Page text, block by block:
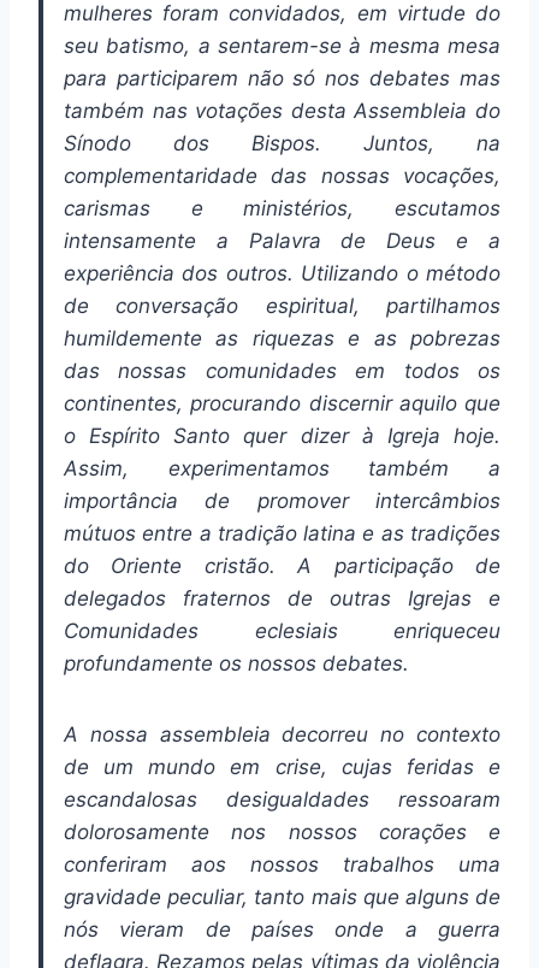
mulheres foram convidados, em virtude do
seu batismo, a sentarem-se à mesma mesa
para participarem não só nos debates mas
também nas votações desta Assembleia do
Sínodo dos Bispos. Juntos, na
complementaridade das nossas vocações,
carismas e ministérios, escutamos
intensamente a Palavra de Deus e a
experiência dos outros. Utilizando o método
de conversação espiritual, partilhamos
humildemente as riquezas e as pobrezas
das nossas comunidades em todos os
continentes, procurando discernir aquilo que
o Espírito Santo quer dizer à Igreja hoje.
Assim, experimentamos também a
importância de promover intercâmbios
mútuos entre a tradição latina e as tradições
do Oriente cristão. A participação de
delegados fraternos de outras Igrejas e
Comunidades eclesiais enriqueceu
profundamente os nossos debates.
A nossa assembleia decorreu no contexto
de um mundo em crise, cujas feridas e
escandalosas desigualdades ressoaram
dolorosamente nos nossos corações e
conferiram aos nossos trabalhos uma
gravidade peculiar, tanto mais que alguns de
nós vieram de países onde a guerra
deflagra. Rezamos pelas vítimas da violência